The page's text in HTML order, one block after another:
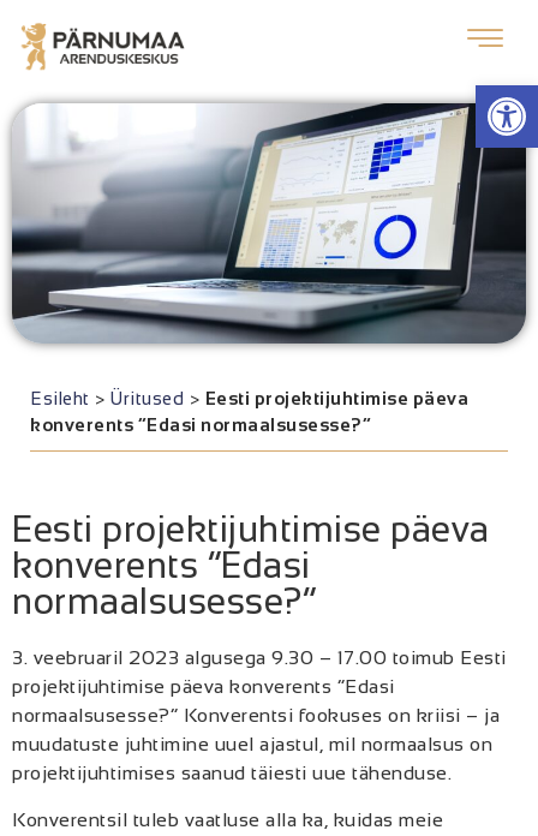
Esileht > Üritused > Eesti projektijuhtimise päeva
konverents “Edasi normaalsusesse?”
Eesti projektijuhtimise päeva
konverents “Edasi
normaalsusesse?”
3. veebruaril 2023 algusega 9.30 – 17.00 toimub Eesti
projektijuhtimise päeva konverents “Edasi
normaalsusesse?” Konverentsi fookuses on kriisi – ja
muudatuste juhtimine uuel ajastul, mil normaalsus on
projektijuhtimises saanud täiesti uue tähenduse.
Konverentsil tuleb vaatluse alla ka, kuidas meie